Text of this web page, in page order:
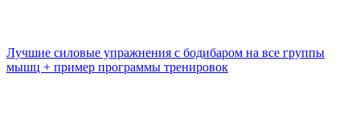
Лучшие силовые упражнения с бодибаром на все группы
мышц + пример программы тренировок